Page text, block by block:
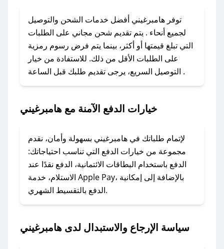
تواصل معنا عبر تويتر أو البريد الإلكتروني لإضافته
بسرعة.
### كيفية استخدام كود خصم هامبرغيني؟
1. انسخ كود الخصم من تطبيق صحصح.
2. الصقه في خانة الدفع عند التسوق من هامبرغيني.
### ماذا أفعل إذا لم يعمل كود الخصم؟
الرسائل الخاصة على تويتر أو البريد الإلكتروني،
وسنقوم بحل المشكلة في أسرع وقت ممكن.
### ماذا أفعل إذا لم أجد كود خصم لمتجري
المفضل؟
في حال عدم توفر كوبونات لمتجرك المفضل، يمكنك
أسرع وقت ممكن.
توفر هامبرغيني أفضل خدمات الشحن والتوصيل
لجميع أنحاء . يتم تقديم شحن مجاني على الطلبات
التي تبلغ قيمتها أو أكثر، بينما يتم فرض رسوم رمزية
على الطلبات الأقل من ذلك. للاستفادة من خيار
التوصيل السريع، يرجى تقديم طلبك قبل الساعة .
خيارات الدفع الآمنة مع هامبرغيني
لإتمام طلباتك في هامبرغيني بسهولة وأمان، نقدم
مجموعة من خيارات الدفع التي تناسب احتياجاتك:
الدفع باستخدام البطاقات الائتمانية، الدفع نقدًا عند
الاستلام، خدمة Apple Pay، بالإضافة إلى إمكانية
الدفع بالتقسيط الشهري.
سياسة الإرجاع والاستبدال لدى هامبرغيني